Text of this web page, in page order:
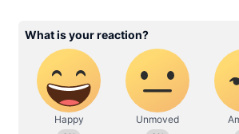
மேலும் படிக்க:
தொல்லை; டிஜிபி